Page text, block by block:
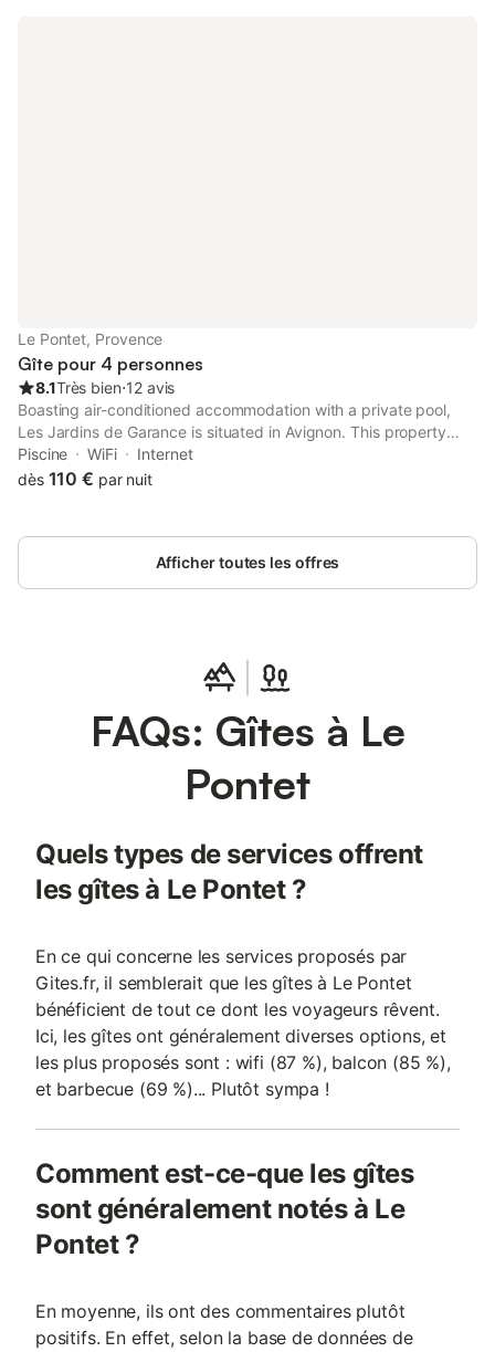
Le Pontet, Provence
Gîte pour 4 personnes
8.1Très bien⋅12 avis
Boasting air-conditioned accommodation with a private pool,
Les Jardins de Garance is situated in Avignon. This property
offers access to a terrace, free private parking and free WiFi.
Outdoor seating is also available at the apartment.
Piscine WiFi
Internet
dès 110 € par nuit
Afficher toutes les offres
FAQs: Gîtes à Le
Pontet
Quels types de services offrent
les gîtes à Le Pontet ?
En ce qui concerne les services proposés par
Gites.fr, il semblerait que les gîtes à Le Pontet
bénéficient de tout ce dont les voyageurs rêvent.
Ici, les gîtes ont généralement diverses options, et
les plus proposés sont : wifi (87 %), balcon (85 %),
et barbecue (69 %)... Plutôt sympa !
Comment est-ce-que les gîtes
sont généralement notés à Le
Pontet ?
En moyenne, ils ont des commentaires plutôt
positifs. En effet, selon la base de données de